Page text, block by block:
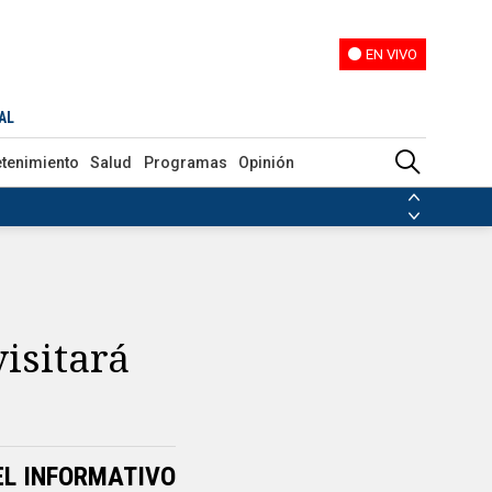
EN VIVO
Salud Programas Opinión
de las FARC
INFORMATIVO